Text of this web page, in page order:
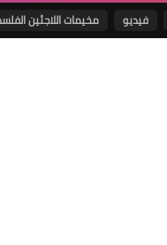
فيديو مخيمات اللاجئين